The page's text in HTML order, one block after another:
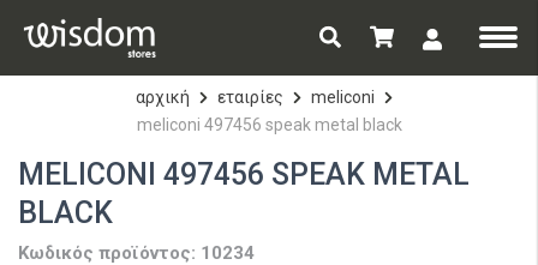
αρχική εταιρίες
meliconi
meliconi 497456 speak metal black
MELICONI 497456 SPEAK METAL
BLACK
Κωδικός προϊόντος: 10234